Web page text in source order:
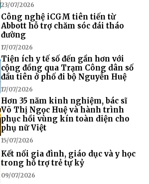
23/07/2026
Công nghệ iCGM tiên tiến từ
Abbott hỗ trợ chăm sóc đái tháo
đường
17/07/2026
Tiện ích y tế số đến gần hơn với
cộng đồng qua Trạm Công dân số
đầu tiên ở phố đi bộ Nguyễn Huệ
17/07/2026
Hơn 35 năm kinh nghiệm, bác sĩ
Võ Thị Ngọc Huệ và hành trình
phục hồi vùng kín toàn diện cho
phụ nữ Việt
15/07/2026
Kết nối gia đình, giáo dục và y học
trong hỗ trợ trẻ tự kỷ
09/07/2026